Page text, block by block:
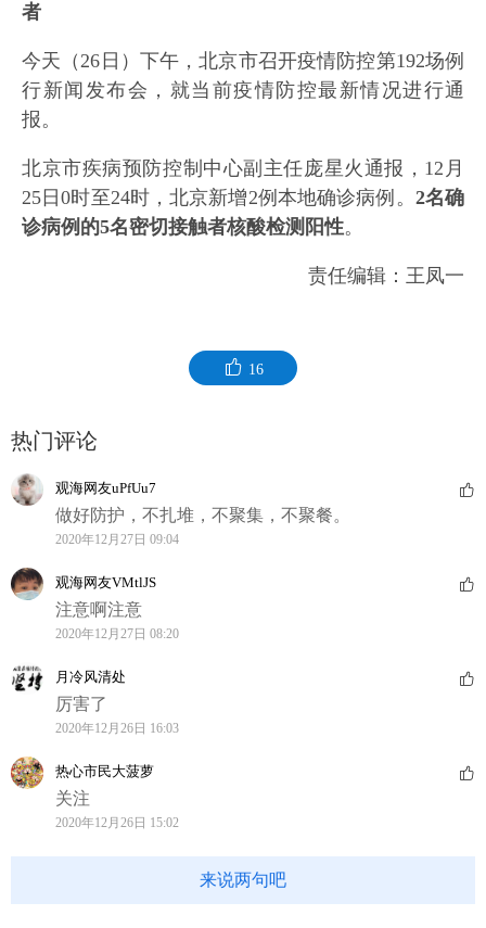
者
今天（26日）下午，北京市召开疫情防控第192场例
行新闻发布会，就当前疫情防控最新情况进行通
报。
北京市疾病预防控制中心副主任庞星火通报，12月
25日0时至24时，北京新增2例本地确诊病例。 2名确
诊病例的5名密切接触者核酸检测阳性。
责任编辑：王凤一
16
热门评论
观海网友uPfUu7
做好防护，不扎堆，不聚集，不聚餐。
2020年12月27日 09:04
观海网友VMtlJS
注意啊注意
2020年12月27日 08:20
月冷风清处
厉害了
2020年12月26日 16:03
热心市民大菠萝
关注
2020年12月26日 15:02
来说两句吧